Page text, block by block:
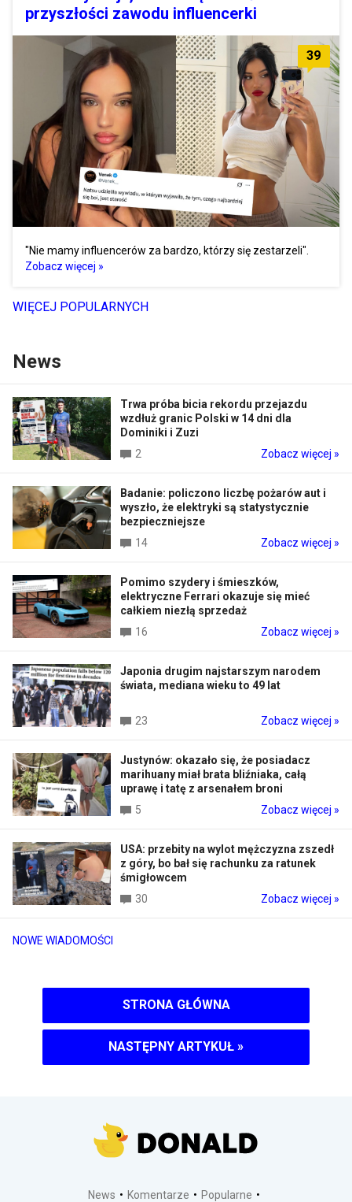
przyszłości zawodu influencerki
39
"Nie mamy influencerów za bardzo, którzy się zestarzeli".
Zobacz więcej »
WIĘCEJ POPULARNYCH
News
NOWE WIADOMOŚCI
Trwa próba bicia rekordu przejazdu
wzdłuż granic Polski w 14 dni dla
Dominiki i Zuzi
2
Zobacz więcej »
Badanie: policzono liczbę pożarów aut i
wyszło, że elektryki są statystycznie
bezpieczniejsze
14
Zobacz więcej »
Pomimo szydery i śmieszków,
elektryczne Ferrari okazuje się mieć
całkiem niezłą sprzedaż
16
Zobacz więcej »
Japonia drugim najstarszym narodem
świata, mediana wieku to 49 lat
23 Zobacz więcej »
Justynów: okazało się, że posiadacz
marihuany miał brata bliźniaka, całą
uprawę i tatę z arsenałem broni
5
Zobacz więcej »
USA: przebity na wylot mężczyzna zszedł
z góry, bo bał się rachunku za ratunek
śmigłowcem
30
Zobacz więcej »
STRONA GŁÓWNA
NASTĘPNY ARTYKUŁ »
News Komentarze Popularne